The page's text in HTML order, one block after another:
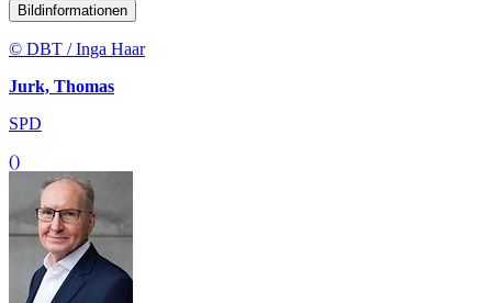
Bildinformationen
© DBT / Inga Haar
Jurk, Thomas
SPD
()